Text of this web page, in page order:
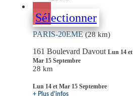
Sélectionner
PARIS-20EME(28 km)
161 Boulevard Davout Lun 14 et
Mar 15 Septembre
28 km
Lun 14 et Mar 15 Septembre
+ Plus d'infos